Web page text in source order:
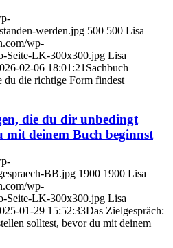
werden.jpg 500 500 Lisa
wp-
Seite-LK-300x300.jpg Lisa
02-06 18:01:21Sachbuch
du die richtige Form findest
die du dir unbedingt
mit deinem Buch beginnst
BB.jpg 1900 1900 Lisa
wp-
Seite-LK-300x300.jpg Lisa
01-29 15:52:33Das Zielgespräch:
solltest, bevor du mit deinem